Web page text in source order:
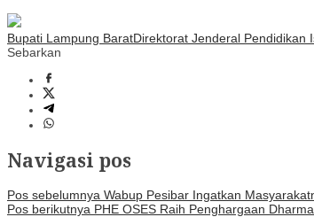
Bupati Lampung BaratDirektorat Jenderal Pendidikan
Sebarkan
Navigasi pos
Pos sebelumnya Wabup Pesibar Ingatkan
Pos berikutnya PHE OSES Raih Penghargaan